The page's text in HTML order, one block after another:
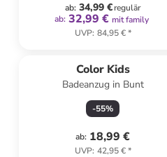
ab: 34,99 €regulär
ab: 32,99 € mit family
UVP: 84,95 €*
Color Kids
Badeanzug in Bunt
-55%
ab: 18,99 €
UVP: 42,95 €*